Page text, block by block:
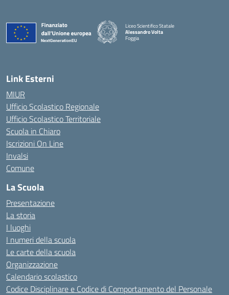
Liceo Scientifico Statale
Alessandro Volta
Foggia
— Visita la pagina iniziale della scuola
Link Esterni
MIUR
Ufficio Scolastico Regionale
Ufficio Scolastico Territoriale
Scuola in Chiaro
Iscrizioni On Line
Invalsi
Comune
La Scuola
Presentazione
La storia
I luoghi
I numeri della scuola
Le carte della scuola
Organizzazione
Calendario scolastico
Codice Disciplinare e Codice di Comportamento del Personale